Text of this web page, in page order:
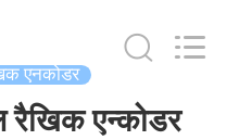
एनकोडर
एन्कोडर